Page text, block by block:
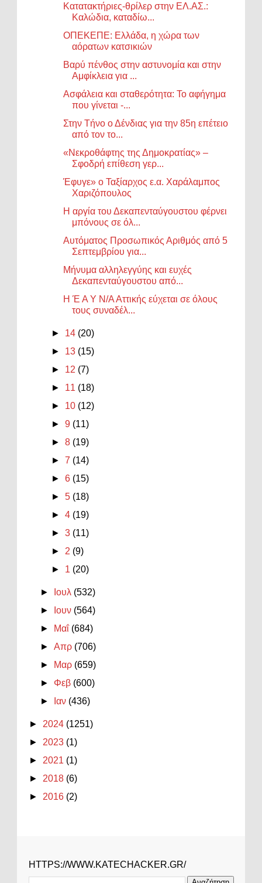
Κατατακτήριες-θρίλερ στην ΕΛ.ΑΣ.:
Καλώδια, καταδίω...
ΟΠΕΚΕΠΕ: Ελλάδα, η χώρα των
αόρατων κατσικιών
Βαρύ πένθος στην αστυνομία και στην
Αμφίκλεια για ...
Ασφάλεια και σταθερότητα: Το αφήγημα
που γίνεται -...
Στην Τήνο ο Δένδιας για την 85η επέτειο
από τον το...
«Νεκροθάφτης της Δημοκρατίας» –
Σφοδρή επίθεση γερ...
Έφυγε» ο Ταξίαρχος ε.α. Χαράλαμπος
Χαριζόπουλος
Η αργία του Δεκαπενταύγουστου φέρνει
μπόνους σε όλ...
Αυτόματος Προσωπικός Αριθμός από 5
Σεπτεμβρίου για...
Μήνυμα αλληλεγγύης και ευχές
Δεκαπενταύγουστου από...
Η Έ Α Υ Ν/Α Αττικής εύχεται σε όλους
τους συναδέλ...
► 14 (20)
► 13 (15)
► 12 (7)
► 11 (18)
► 10 (12)
►9 (11)
►8 (19)
►7 (14)
►6 (15)
►5 (18)
►4 (19)
►3 (11)
► 2 (9)
► 1 (20)
► Ιουλ (532)
►
Ιουν (564)
►
Μαΐ (684)
►Απρ (706)
►
Μαρ (659)
► Φεβ (600)
►
Ιαν (436)
► 2024 (1251)
► 2023 (1)
► 2021 (1)
► 2018 (6)
► 2016 (2)
HTTPS://WWW.KATECHACKER.GR/